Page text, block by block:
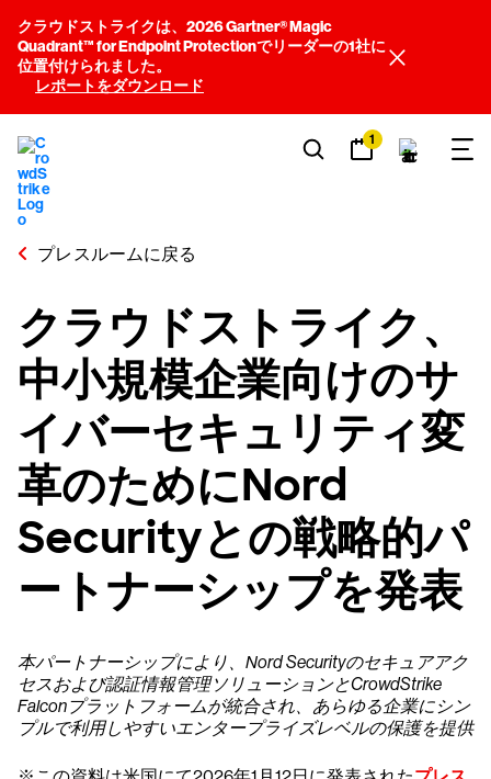
クラウドストライクは、2026 Gartner® Magic
Quadrant™ for Endpoint Protectionでリーダーの1社に
位置付けられました。
レポートをダウンロード
1
プレスルームに戻る
クラウドストライク、
中小規模企業向けのサ
イバーセキュリティ変
革のためにNord
Securityとの戦略的パ
ートナーシップを発表
本パートナーシップにより、Nord Securityのセキュアアク
セスおよび認証情報管理ソリューションとCrowdStrike
Falconプラットフォームが統合され、あらゆる企業にシン
プルで利用しやすいエンタープライズレベルの保護を提供